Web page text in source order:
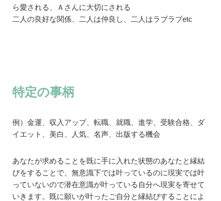
ら愛される、Ａさんに大切にされる
二人の良好な関係、二人は仲良し、二人はラブラブetc
特定の事柄
例）金運、収入アップ、転職、就職、進学、受験合格、ダ
イエット、美白、人気、名声、出版する機会
あなたが求めることを既に手に入れた状態のあなたと縁結
びをすることで、無意識下では叶っているのに現実では叶
っていないので潜在意識が叶っている自分へ現実を寄せて
いきます。既に願いが叶ったご自分と縁結びすることによ